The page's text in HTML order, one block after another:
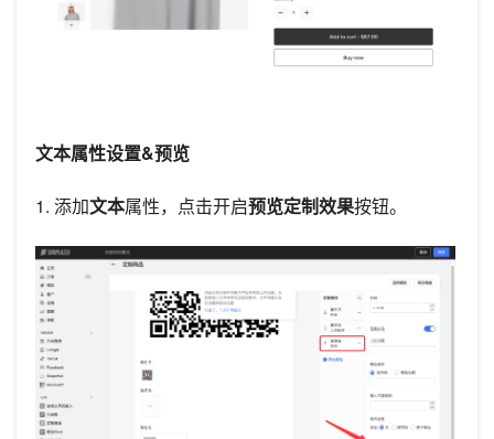
文本属性设置&预览
1. 添加文本属性，点击开启预览定制效果按钮。